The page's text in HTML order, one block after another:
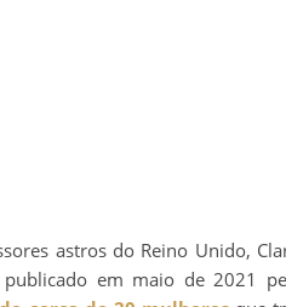
astros do Reino Unido,
em maio de 2021